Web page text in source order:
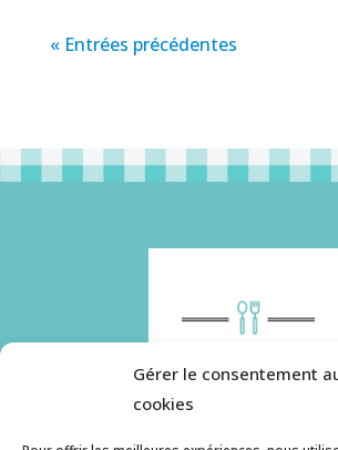
Gérer le consentement
cookies
« Entrées précédentes